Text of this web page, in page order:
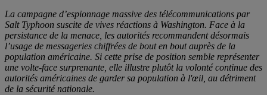
La campagne d’espionnage massive des télécommunications par
Salt Typhoon suscite de vives réactions à Washington. Face à la
persistance de la menace, les autorités recommandent désormais
l’usage de messageries chiffrées de bout en bout auprès de la
population américaine. Si cette prise de position semble représenter
une volte-face surprenante, elle illustre plutôt la volonté continue des
autorités américaines de garder sa population à l'œil, au détriment
de la sécurité nationale.